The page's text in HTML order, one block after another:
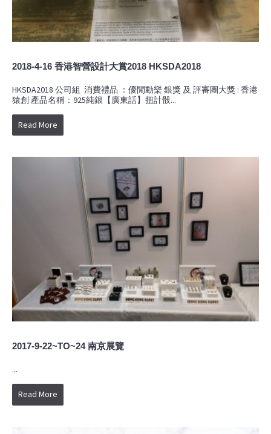
2018-4-16 香港智營設計大賞2018 HKSDA2018
HKSDA2018 公司組 消費禮品 ：優閒動樂 銀獎 及 評審團大獎 : 香港
猿創 產品名稱：925純銀【廣東話】扭計骰...
Read More
2017-9-22~TO~24 南京展覽
...
Read More